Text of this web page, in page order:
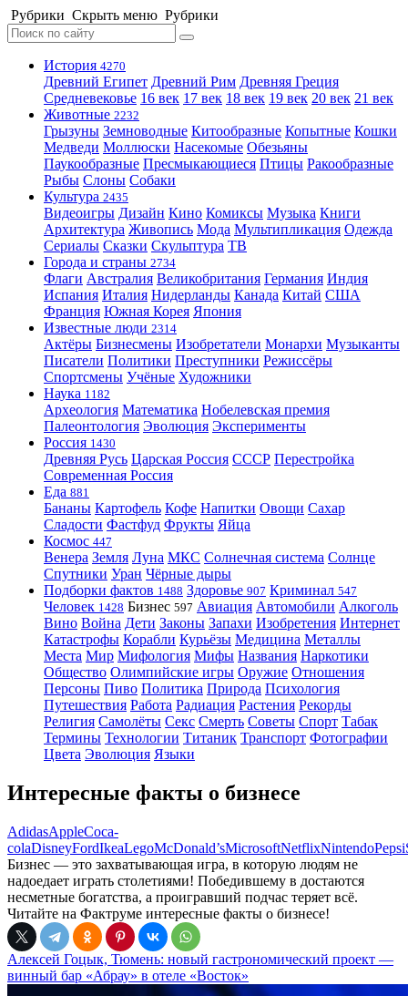
Рубрики Скрыть меню Рубрики
История 4270
Древний Египет Древний Рим Древняя Греция
Средневековье 16 век 17 век 18 век 19 век 20 век 21 век
Животные 2232
Грызуны Земноводные Китообразные Копытные Кошки
Медведи Моллюски Насекомые Обезьяны
Паукообразные Пресмыкающиеся Птицы Ракообразные
Рыбы Слоны Собаки
Культура 2435
Видеоигры Дизайн Кино Комиксы Музыка Книги
Архитектура Живопись Мода Мультипликация Одежда
Сериалы Сказки Скульптура ТВ
Города и страны 2734
Флаги Австралия Великобритания Германия Индия
Испания Италия Нидерланды Канада Китай США
Франция Южная Корея Япония
Известные люди 2314
Актёры Бизнесмены Изобретатели Монархи Музыканты
Писатели Политики Преступники Режиссёры
Спортсмены Учёные Художники
Наука 1182
Археология Математика Нобелевская премия
Палеонтология Эволюция Эксперименты
Россия 1430
Древняя Русь Царская Россия СССР Перестройка
Современная Россия
Еда 881
Бананы Картофель Кофе Напитки Овощи Сахар
Сладости Фастфуд Фрукты Яйца
Космос 447
Венера Земля Луна МКС Солнечная система Солнце
Спутники Уран Чёрные дыры
Подборки фактов 1488 Здоровье 907 Криминал 547
Человек 1428 Бизнес 597 Авиация Автомобили Алкоголь
Вино Война Дети Законы Запахи Изобретения Интернет
Катастрофы Корабли Курьёзы Медицина Металлы
Места Мир Мифология Мифы Названия Наркотики
Общество Олимпийские игры Оружие Отношения
Персоны Пиво Политика Природа Психология
Путешествия Работа Радиация Растения Рекорды
Религия Самолёты Секс Смерть Советы Спорт Табак
Термины Технологии Титаник Транспорт Фотографии
Цвета Эволюция Языки
Интересные факты о бизнесе
AdidasAppleCoca-
colaDisneyFordIkeaLegoMcDonald’sMicrosoftNetflixNintendoPepsi
Бизнес — это захватывающая игра, в которую людям не
надоедает играть столетиями! Победившему в достаются
несметные богатства, а проигравший подчас теряет всё.
Читайте на Фактруме интересные факты о бизнесе!
Алексей Гоцык, Тюмень: новый гастрономический проект —
винный бар «Абрау» в отеле «Восток»